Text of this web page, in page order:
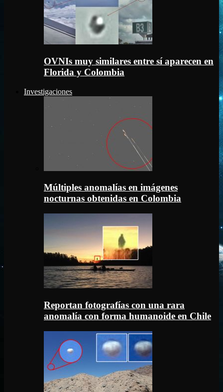
OVNIs muy similares entre sí aparecen en
Florida y Colombia
Investigaciones
Múltiples anomalías en imágenes
nocturnas obtenidas en Colombia
Reportan fotografías con una rara
anomalía con forma humanoide en Chile